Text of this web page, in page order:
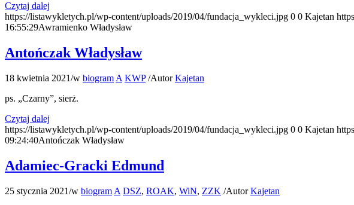
Czytaj dalej
https://listawykletych.pl/wp-content/uploads/2019/04/fundacja_wykleci.jpg 0 0 Kajetan
16:55:29Awramienko Władysław
Antończak Władysław
18 kwietnia 2021/w biogram A KWP /AutorKajetan
ps. „Czarny”, sierż.
Czytaj dalej
https://listawykletych.pl/wp-content/uploads/2019/04/fundacja_wykleci.jpg 0 0 Kajetan
09:24:40Antończak Władysław
Adamiec-Gracki Edmund
25 stycznia 2021/w biogram A DSZ, ROAK, WiN, ZZK /AutorKajetan